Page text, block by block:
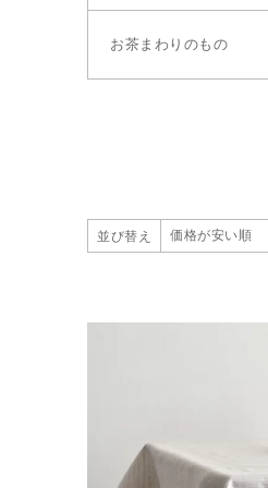
お茶まわりのもの
並び替え 価格が安い順